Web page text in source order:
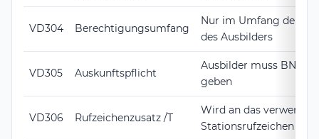
VD304 Berechtigungsumfang
Nur im Umfang der
des Ausbilders
VD305 Auskunftspflicht
Ausbilder muss
geben
VD306 Rufzeichenzusatz /T
Wird an das
Stationsrufzeichen